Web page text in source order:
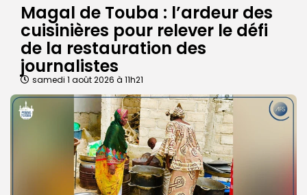
Magal de Touba : l’ardeur des
cuisinières pour relever le défi
de la restauration des
journalistes
samedi 1 août 2026 à 11h21